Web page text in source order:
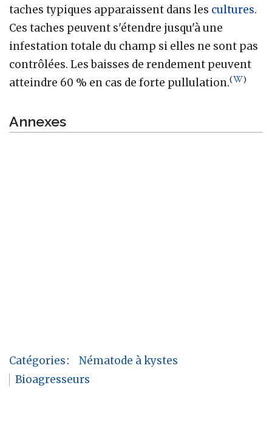
taches typiques apparaissent dans les cultures.
Ces taches peuvent s'étendre jusqu'à une
infestation totale du champ si elles ne sont pas
contrôlées. Les baisses de rendement peuvent
atteindre 60 % en cas de forte pullulation.( )
Annexes
Catégories:
Nématode à kystes
Bioagresseurs